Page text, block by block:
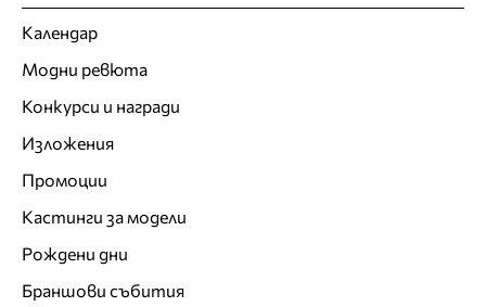
Календар
Модни ревюта
Конкурси и награди
Изложения
Промоции
Кастинги за модели
Рождени дни
Браншови събития